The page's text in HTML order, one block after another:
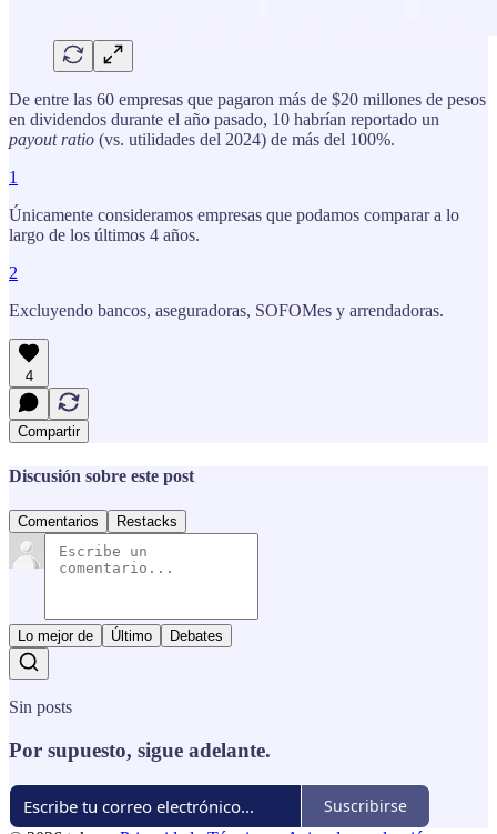
De entre las 60 empresas que pagaron más de $20 millones de pesos
en dividendos durante el año pasado, 10 habrían reportado un
payout ratio (vs. utilidades del 2024) de más del 100%.
1
Únicamente consideramos empresas que podamos comparar a lo
largo de los últimos 4 años.
2
Excluyendo bancos, aseguradoras, SOFOMes y arrendadoras.
4
Compartir
Discusión sobre este post
Comentarios Restacks
Lo mejor de Último Debates
Sin posts
Por supuesto, sigue adelante.
Suscribirse